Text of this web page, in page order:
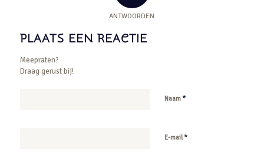
ANTWOORDEN
PLAATS EEN REACTIE
Meepraten?
Draag gerust bij!
Naam*
E-mail*